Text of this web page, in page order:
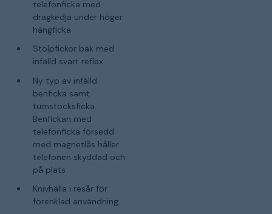
telefonficka med
dragkedja under höger
hängficka
Stolpfickor bak med
infälld svart reflex
Ny typ av infälld
benficka samt
tumstocksficka.
Benfickan med
telefonficka försedd
med magnetlås håller
telefonen skyddad och
på plats
Knivhälla i resår för
förenklad användning